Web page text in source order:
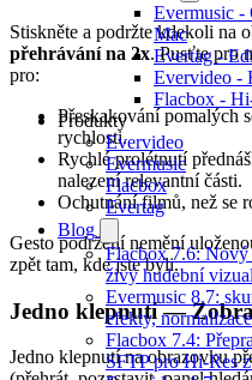
Evermusic -
Mac
Evertag -
Evervideo -
Flacbox -
Produkty
Evervideo
Evermusic
Flacbox
Evertag
Blog
Flacbox 7.6:
živý hudební
Evermusic 8.7:
efekty,
Flacbox 7.4:
SFTP pro Hi-Res
Stiskněte a podržte kdekoli na
přehrávání na 2x. Pusťte pro
pro:
Přeskakování pomalých
rychlosti.
Rychlé prolétnutí
nalezení relevantní části.
Ochutnání filmů, než se
Gesto podržení nemění
zpět tam, kde jste byli.
Jedno klepnutí —
Jedno klepnutí na obrazovku